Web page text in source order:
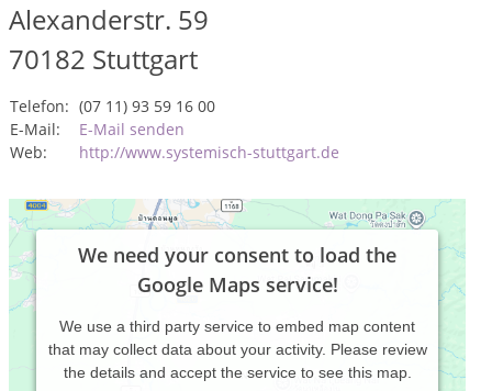
Alexanderstr. 59
70182 Stuttgart
Telefon: (07 11) 93 59 16 00
E-Mail:
E-Mail senden
Web:
http://www.systemisch-stuttgart.de
We need your consent to load the
Google Maps service!
We use a third party service to embed map content
that may collect data about your activity. Please review
the details and accept the service to see this map.